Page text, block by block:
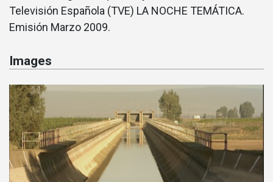
Televisión Española (TVE) LA NOCHE TEMÁTICA.
Emisión Marzo 2009.
Images